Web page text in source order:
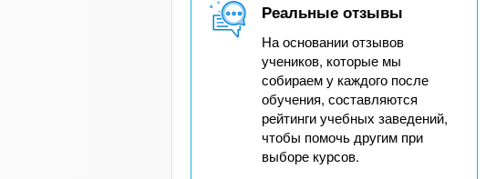
Реальные отзывы
На основании отзывов
учеников, которые мы
собираем у каждого после
обучения, составляются
рейтинги учебных заведений,
чтобы помочь другим при
выборе курсов.